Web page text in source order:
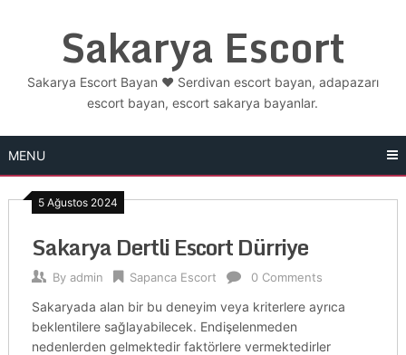
Sakarya Escort
Sakarya Escort Bayan ❤️ Serdivan escort bayan, adapazarı
escort bayan, escort sakarya bayanlar.
MENU
5 Ağustos 2024
Sakarya Dertli Escort Dürriye
By admin Sapanca Escort 0 Comments
Sakaryada alan bir bu deneyim veya kriterlere ayrıca
beklentilere sağlayabilecek. Endişelenmeden
nedenlerden gelmektedir faktörlere vermektedirler